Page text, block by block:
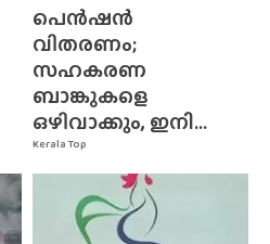
Kerala Top
പെൻഷൻ
വിതരണം;
സഹകരണ
ബാങ്കുകളെ
ഒഴിവാക്കും, ഇനി...